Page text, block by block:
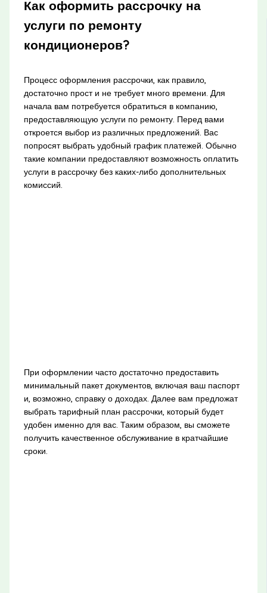
Как оформить рассрочку на
услуги по ремонту
кондиционеров?
Процесс оформления рассрочки, как правило,
достаточно прост и не требует много времени. Для
начала вам потребуется обратиться в компанию,
предоставляющую услуги по ремонту. Перед вами
откроется выбор из различных предложений. Вас
попросят выбрать удобный график платежей. Обычно
такие компании предоставляют возможность оплатить
услуги в рассрочку без каких-либо дополнительных
комиссий.
При оформлении часто достаточно предоставить
минимальный пакет документов, включая ваш паспорт
и, возможно, справку о доходах. Далее вам предложат
выбрать тарифный план рассрочки, который будет
удобен именно для вас. Таким образом, вы сможете
получить качественное обслуживание в кратчайшие
сроки.